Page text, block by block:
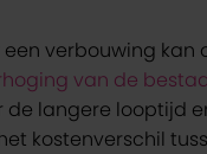
verbouwing kan
van de
de langere looptijd
kostenverschil